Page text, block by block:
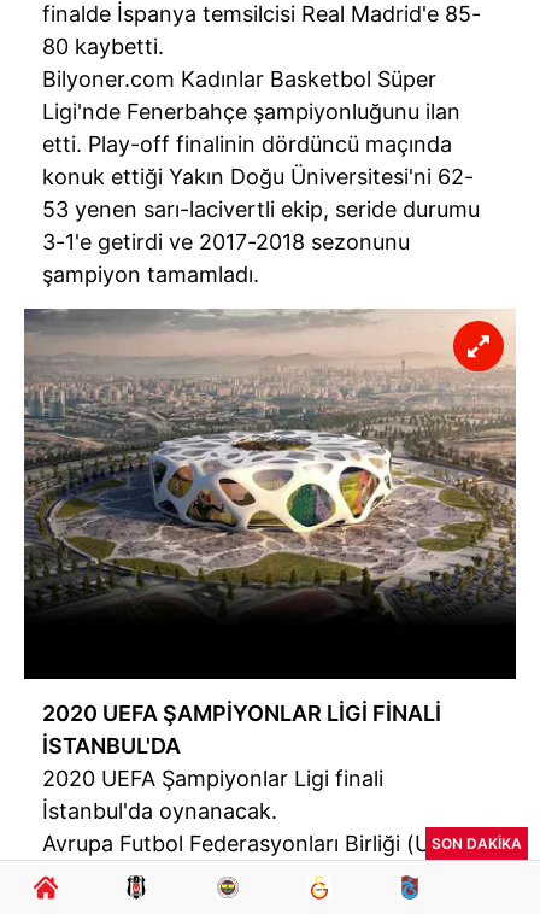
finalde İspanya temsilcisi Real Madrid'e 85-
80 kaybetti.
Bilyoner.com Kadınlar Basketbol Süper
Ligi'nde Fenerbahçe şampiyonluğunu ilan
etti. Play-off finalinin dördüncü maçında
konuk ettiği Yakın Doğu Üniversitesi'ni 62-
53 yenen sarı-lacivertli ekip, seride durumu
3-1'e getirdi ve 2017-2018 sezonunu
şampiyon tamamladı.
2020 UEFA ŞAMPİYONLAR LİGİ FİNALİ
İSTANBUL'DA
2020 UEFA Şampiyonlar Ligi finali
İstanbul'da oynanacak.
Avrupa Futbol Federasyonları Birliği (UEFA),
2020 Şampiyonlar Ligi final maçının İstanbul
SON DAKİKA